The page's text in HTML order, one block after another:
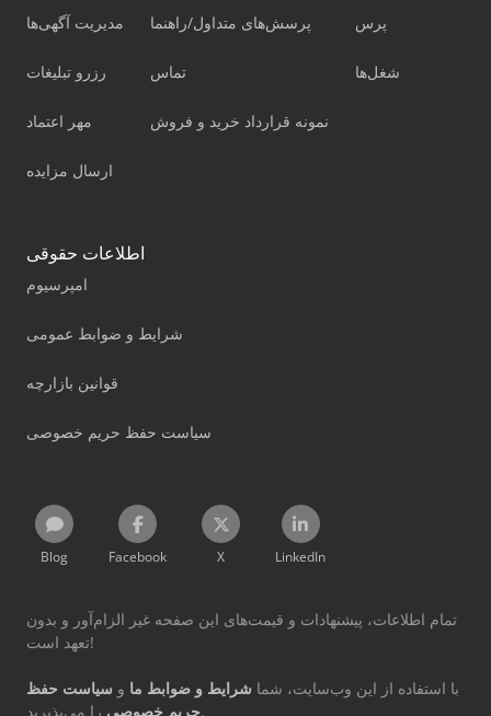
مدیریت آگهی‌ها
رزرو تبلیغات
مهر اعتماد
ارسال مزایده
پرسش‌های متداول/راهنما
تماس
نمونه قرارداد خرید و فروش
پرس
شغل‌ها
اطلاعات حقوقی
امپرسیوم
شرایط و ضوابط عمومی
قوانین بازارچه
سیاست حفظ حریم خصوصی
Blog Facebook X LinkedIn
تمام اطلاعات، پیشنهادات و قیمت‌های این صفحه غیر الزام‌آور و بدون
تعهد است!
با استفاده از این وب‌سایت، شما شرایط و ضوابط ما و سیاست حفظ
حریم خصوصیرا می‌پذیرید.